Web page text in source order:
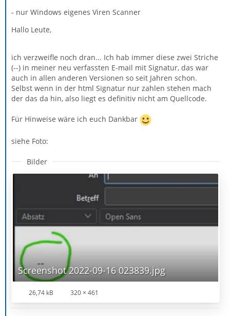
- nur Windows eigenes Viren Scanner
Hallo Leute,
ich verzweifle noch dran... Ich hab immer diese zwei Striche
(--) in meiner neu verfassten E-mail mit Signatur, das war
auch in allen anderen Versionen so seit Jahren schon.
Selbst wenn in der html Signatur nur zahlen stehen mach
der das da hin, also liegt es definitiv nicht am Quellcode.
Für Hinweise wäre ich euch Dankbar
siehe Foto:
Bilder
Screenshot 2022-09-16 023839.jpg
26,74 kB 320 × 461